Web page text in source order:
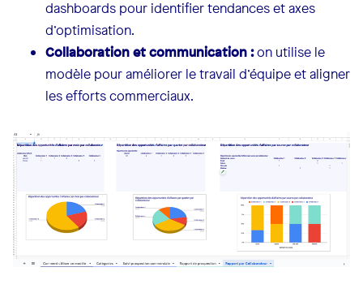
dashboards pour identifier tendances et axes
d’optimisation.
Collaboration et communication :on utilise le
modèle pour améliorer le travail d’équipe et aligner
les efforts commerciaux.